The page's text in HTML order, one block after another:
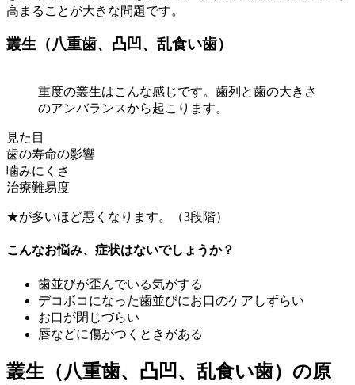
高まることが大きな問題です。
叢生（八重歯、凸凹、乱食い歯）
重度の叢生はこんな感じです。歯列と歯の大きさ
のアンバランスから起こります。
見た目
歯の寿命の影響
噛みにくさ
治療難易度
★が多いほど悪くなります。（3段階）
こんなお悩み、症状はないでしょうか？
歯並びが歪んでいる気がする
デコボコになった歯並びにお口のケアしずらい
お口が閉じづらい
唇などに傷がつくときがある
叢生（八重歯、凸凹、乱食い歯）の原